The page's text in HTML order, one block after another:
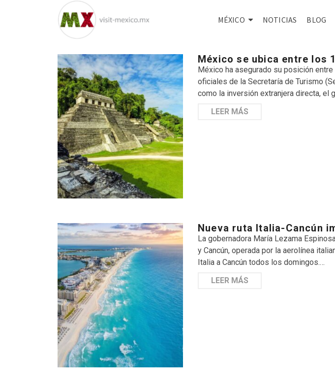
MÉXICO NOTICIAS BLOG
México se ubica entre los
México ha asegurado su posición
oficiales de la Secretaría de Turismo
como la inversión extranjera directa,
LEER MÁS
Nueva ruta Italia-Cancún
La gobernadora María Lezama
y Cancún, operada por la aerolínea
Italia a Cancún todos los domingos.…
LEER MÁS